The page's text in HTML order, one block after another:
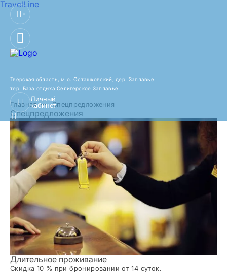
Тверская область, м.о. Осташковский, дер. Заплавье
тер. База отдыха Селигерское Заплавье
Личный
кабинет
TravelLine
Главная Спецпредложения
Спецпредложения
Длительное проживание
Скидка 10 % при бронировании от 14 суток.